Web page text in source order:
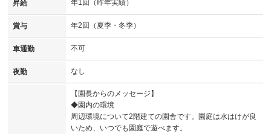
昇給 年1回（昨年実績）
賞与 年2回（夏季・冬季）
車通勤 不可
夜勤 なし
【園長からのメッセージ】
◆園内の環境
周辺環境について2階建ての園舎です。園庭は水はけが良
いため、いつでも園庭で遊べます。